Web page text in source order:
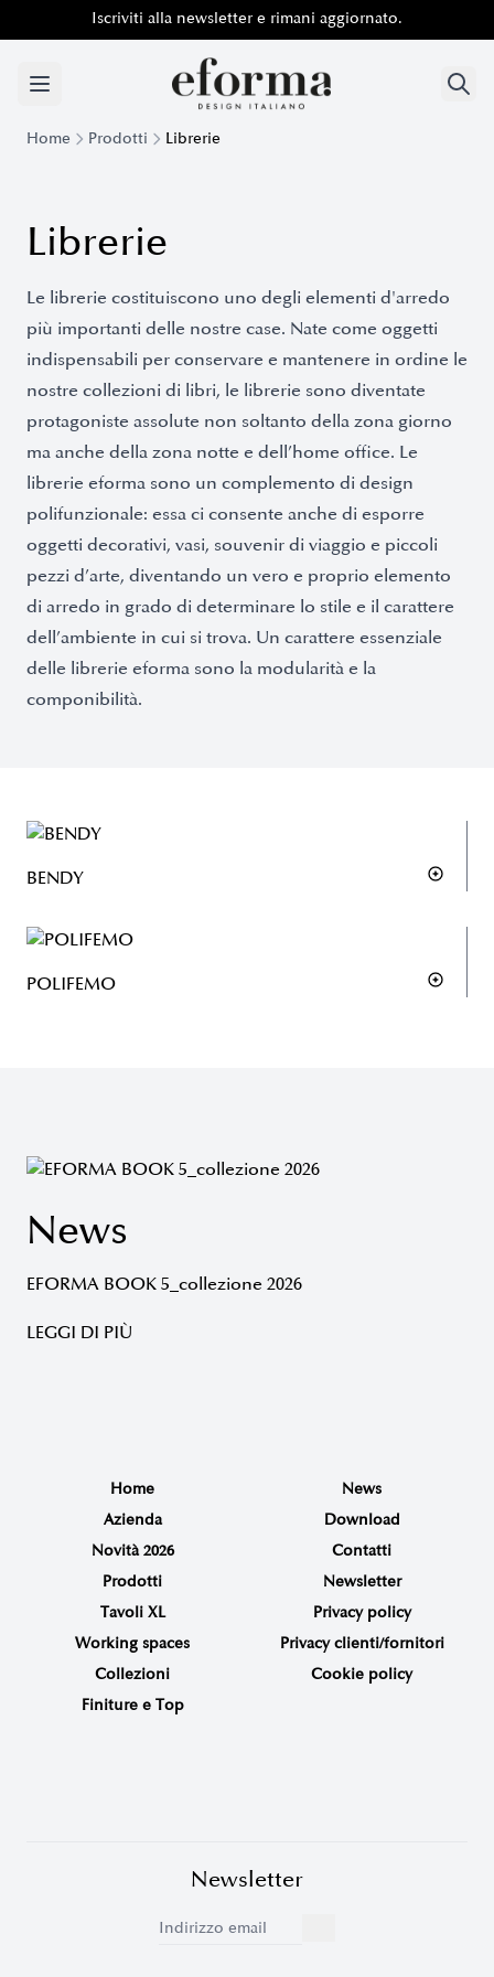
Iscriviti alla newsletter e rimani aggiornato.
Home Prodotti Librerie
Librerie
Le librerie costituiscono uno degli elementi d'arredo
più importanti delle nostre case. Nate come oggetti
indispensabili per conservare e mantenere in ordine le
nostre collezioni di libri, le librerie sono diventate
protagoniste assolute non soltanto della zona giorno
ma anche della zona notte e dell’home office. Le
librerie eforma sono un complemento di design
polifunzionale: essa ci consente anche di esporre
oggetti decorativi, vasi, souvenir di viaggio e piccoli
pezzi d’arte, diventando un vero e proprio elemento
di arredo in grado di determinare lo stile e il carattere
dell’ambiente in cui si trova. Un carattere essenziale
delle librerie eforma sono la modularità e la
componibilità.
BENDY
POLIFEMO
News
EFORMA BOOK 5_collezione 2026
LEGGI DI PIÙ
Newsletter
Home
Azienda
Novità 2026
Prodotti
Tavoli XL
Working spaces
Collezioni
Finiture e Top
News
Download
Contatti
Newsletter
Privacy policy
Privacy clienti/fornitori
Cookie policy